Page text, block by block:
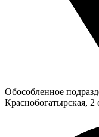
Обособленное
Краснобогатырская, 2